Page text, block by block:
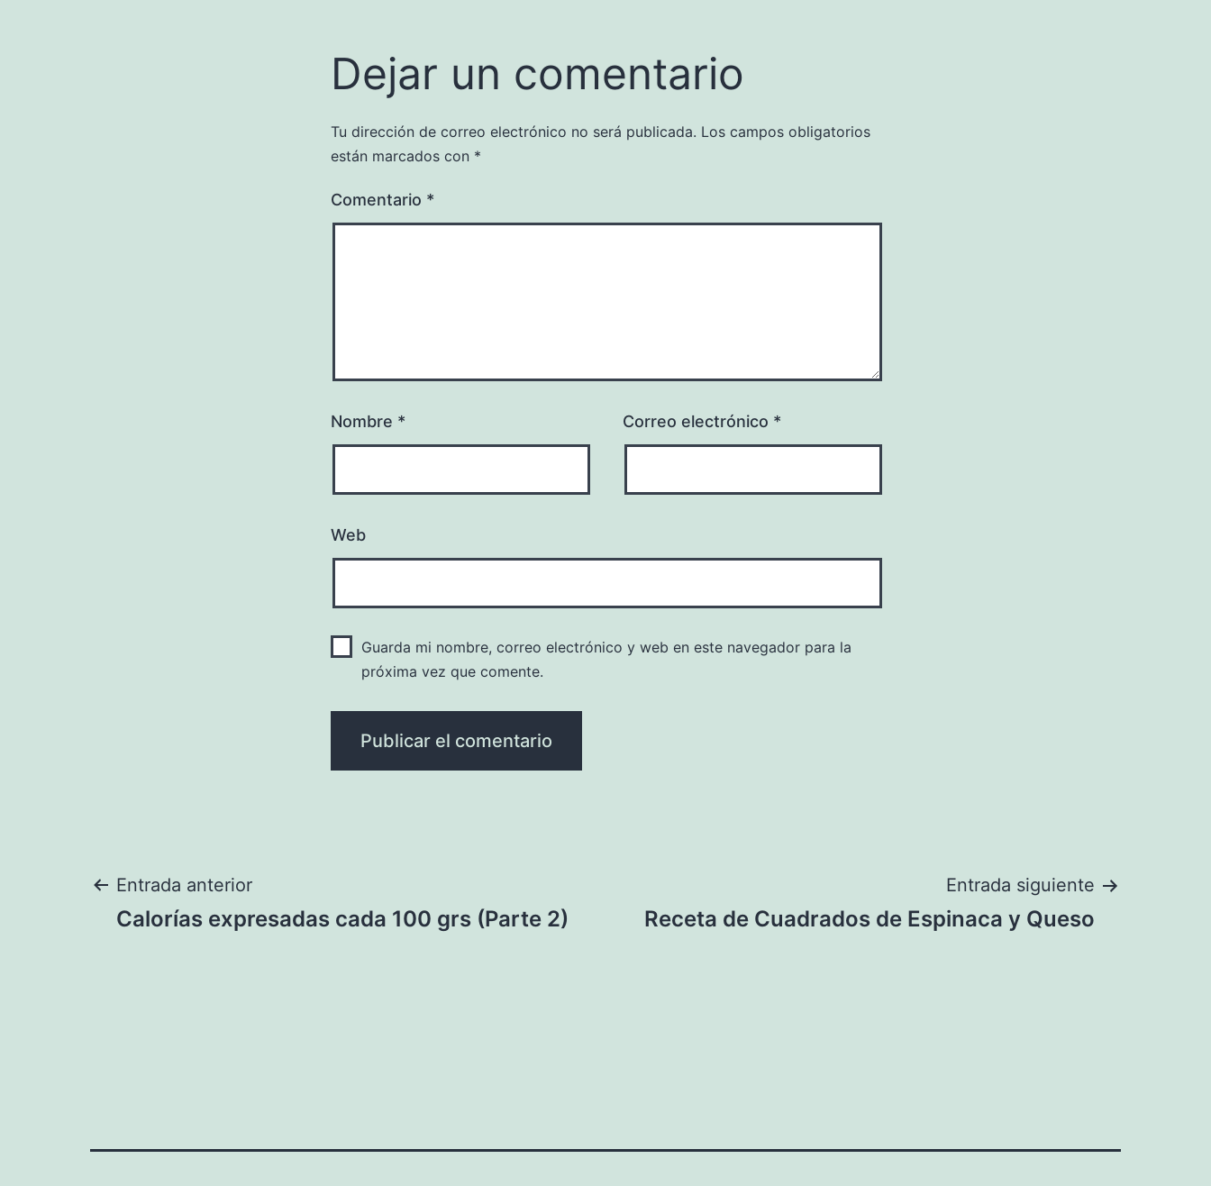
Dejar un comentario
Tu dirección de correo electrónico no será publicada. Los campos obligatorios
están marcados con *
Comentario *
Nombre * Correo electrónico *
Web
Guarda mi nombre, correo electrónico y web en este navegador para la
próxima vez que comente.
Navegación
Entrada anterior
Calorías expresadas cada 100 grs (Parte 2)
Entrada siguiente
Receta de Cuadrados de Espinaca y Queso